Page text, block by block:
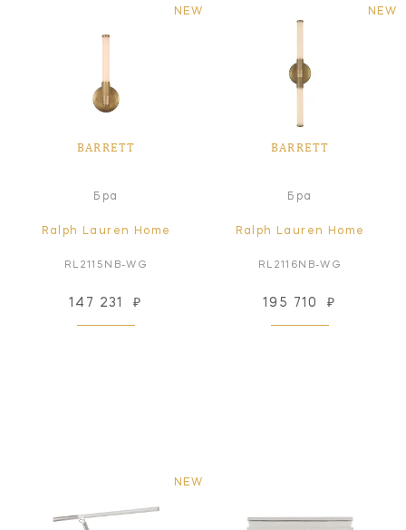
NEW
BARRETT
Бра
Ralph Lauren Home
RL2115NB-WG
147 231 ₽
NEW
BARRETT
Бра
Ralph Lauren Home
RL2116NB-WG
195 710 ₽
NEW